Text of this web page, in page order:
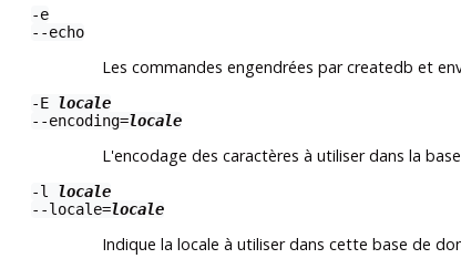
-e
--echo
Les commandes engendrées parcreatedb et
-E locale
--encoding=locale
L'encodage des caractères à utiliser dans la
-l locale
--locale=locale
Indique la locale à utiliser dans cette base de